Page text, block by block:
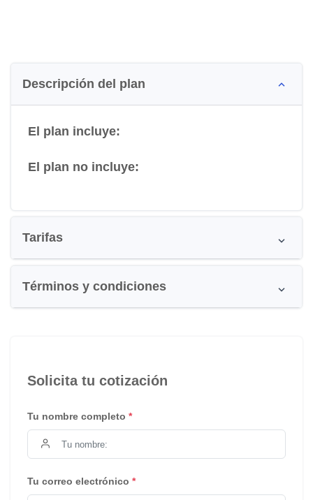
Descripción del plan
El plan incluye:
El plan no incluye:
Tarifas
Términos y condiciones
Solicita tu cotización
Tu nombre completo *
Tu correo electrónico *